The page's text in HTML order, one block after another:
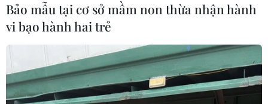
Việt Nam ứng dụng thành công liệu
pháp CAR-T điều trị bệnh lupus ban
21/07/2026 11:48
Bảo mẫu tại cơ sở mầm non thừa nhận hành
vi bạo hành hai trẻ